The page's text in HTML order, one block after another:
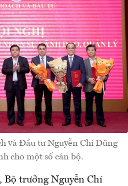
và Đầu tư Nguyễn Chí Dũng
cho một số cán bộ.
Bộ trưởng Nguyễn Chí